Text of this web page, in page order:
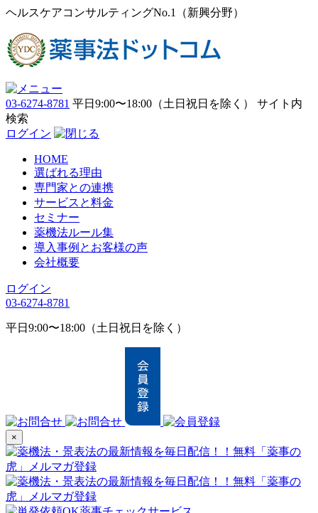
ヘルスケアコンサルティングNo.1（新興分野）
03-6274-8781 平日9:00〜18:00（土日祝日を除く）
サイト内
検索
ログイン
HOME
選ばれる理由
専門家との連携
サービスと料金
セミナー
薬機法ルール集
導入事例とお客様の声
会社概要
ログイン
03-6274-8781
平日9:00〜18:00（土日祝日を除く）
×